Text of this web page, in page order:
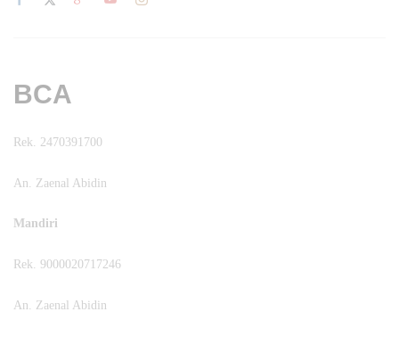
BCA
Rek. 2470391700
An. Zaenal Abidin
Mandiri
Rek. 9000020717246
An. Zaenal Abidin